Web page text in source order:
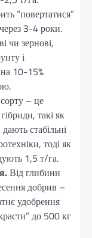
“повертатися”
3-4 роки.
чи зернові,
і
10-15%
– це
такі як
стабільні
тоді як
1,5 т/га.
Від глибини
добрив –
удобрення
до 500 кг